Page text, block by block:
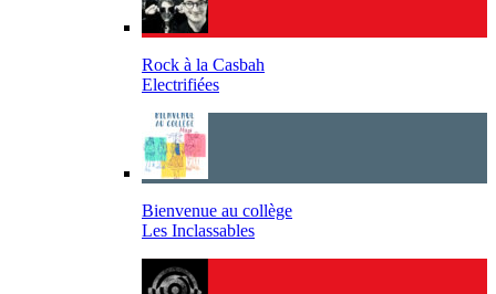
Rock à la Casbah
Electrifiées
Bienvenue au collège
Les Inclassables